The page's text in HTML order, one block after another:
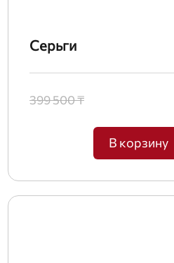
Серьги
399 500 ₸
В корзину